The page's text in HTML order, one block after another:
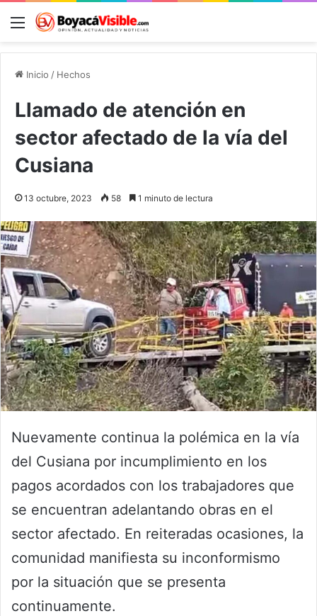
Menú
Inicio / Hechos
Llamado de atención en
sector afectado de la vía del
Cusiana
13 octubre, 2023 58 1 minuto de lectura
Nuevamente continua la polémica en la vía
del Cusiana por incumplimiento en los
pagos acordados con los trabajadores que
se encuentran adelantando obras en el
sector afectado. En reiteradas ocasiones, la
comunidad manifiesta su inconformismo
por la situación que se presenta
continuamente.